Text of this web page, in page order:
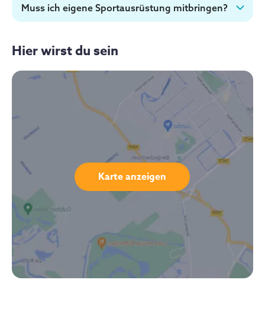
Muss ich eigene Sportausrüstung mitbringen?
Hier wirst du sein
Karte anzeigen